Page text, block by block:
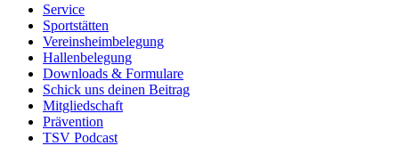
Service
Sportstätten
Vereinsheimbelegung
Hallenbelegung
Downloads & Formulare
Schick uns deinen Beitrag
Mitgliedschaft
Prävention
TSV Podcast